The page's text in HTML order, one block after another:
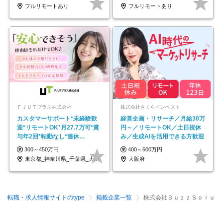
フルリモートあり
フルリモートあり
ＦＪＵＴプラス株式会社
カスタマーサポート*未経験歓
迎*リモートOK*月27.7万可*賞
与年2回*転勤なし*連休
OK/ZE010232
300～450万円
東京都_神奈川県_千葉県_大阪府_愛知県…
株式会社さくらインベスト
経営企画・リサーチ／月給30万
円～／リモートOK／土日祝休
み／生成AIを活用できる方歓迎
400～600万円
大阪府
転職・求人情報サイトのtype 掲載企業一覧 株式会社ＢｕｚｚＳｏｌｕ